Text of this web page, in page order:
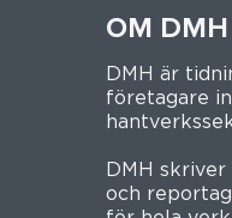
OM DMH
DMH är
företagare
DMH
och